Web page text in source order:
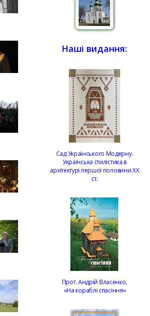
Наші видання:
Сад Українського Модерну.
Українська стилістика в
архітектурі першої половини ХХ
ст.
Прот. Андрій Власенко,
«На кораблі спасіння»